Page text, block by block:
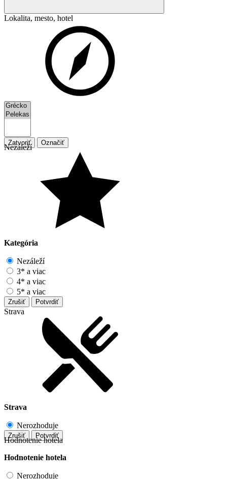
Lokalita, mesto, hotel
Zatvoriť Označiť
Nezáleží
Kategória
Nezáleží
3* a viac
4* a viac
5* a viac
Zrušiť Potvrdiť
Strava
Strava
Nerozhoduje
Zrušiť Potvrdiť
Hodnotenie hotela
Hodnotenie hotela
Nerozhoduje